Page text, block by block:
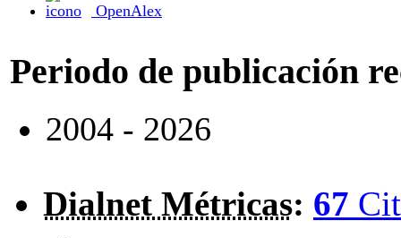
OpenAlex
Periodo de publicación
2004 - 2026
Dialnet Métricas: 67